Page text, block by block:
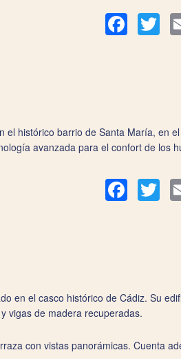
Facebook
histórico barrio de Santa María, en
avanzada para el confort de los
Facebook
en el casco histórico de Cádiz. Su
vigas de madera recuperadas.
con vistas panorámicas. Cuenta